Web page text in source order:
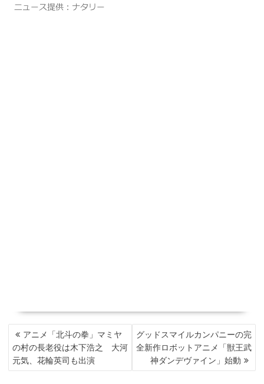
投
稿
ナ
ビ
アニメ「北斗の拳」マミヤ
の村の長老役は木下浩之 大河
元気、花輪英司も出演
グッドスマイルカンパニーの完
全新作ロボットアニメ「獣王武
神ダンデヴァイン」始動